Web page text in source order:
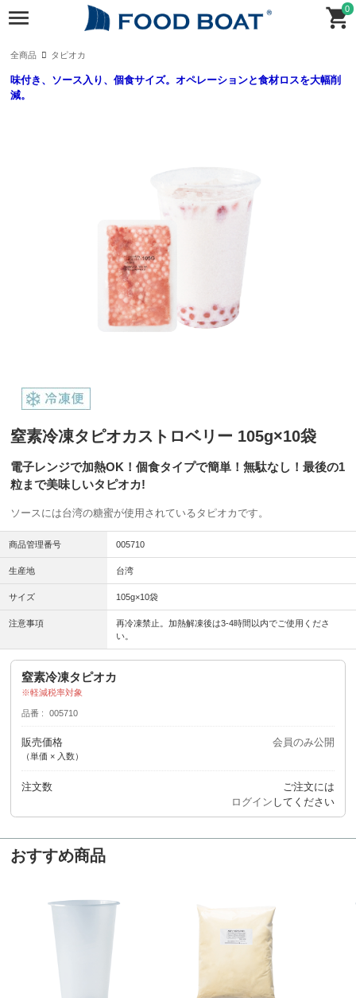
0
全商品 タピオカ
味付き、ソース入り、個食サイズ。オペレーションと食材ロスを大幅削
減。
窒素冷凍タピオカストロベリー 105g×10袋
電子レンジで加熱OK！個食タイプで簡単！無駄なし！最後の1
粒まで美味しいタピオカ!
ソースには台湾の糖蜜が使用されているタピオカです。
商品管理番号 005710
生産地 台湾
サイズ 105g×10袋
注意事項
再冷凍禁止。加熱解凍後は3-4時間以内でご使用くださ
い。
窒素冷凍タピオカ
軽減税率対象
品番 005710
販売価格
（単価 × 入数）
会員のみ公開
注文数
ご注文には
ログイン してください
おすすめ商品